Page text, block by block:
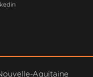
Aquitaine